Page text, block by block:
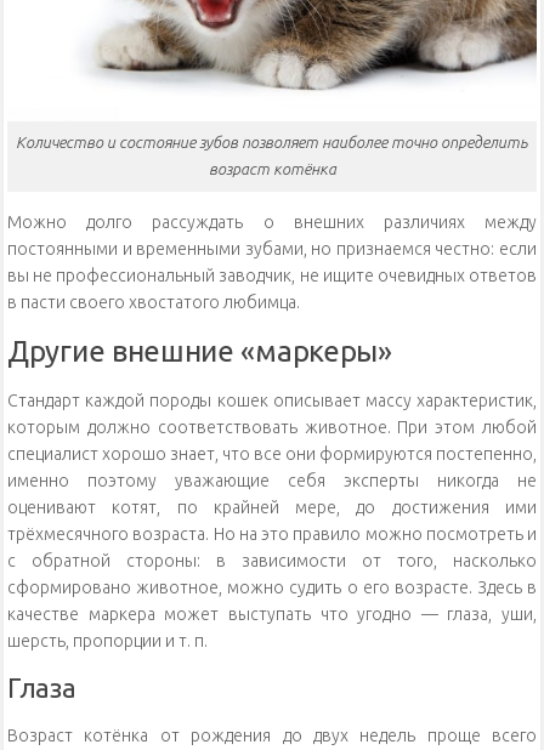
Количество и состояние зубов позволяет наиболее точно определить
возраст котёнка
Можно долго рассуждать о внешних различиях между
постоянными и временными зубами, но признаемся честно: если
вы не профессиональный заводчик, не ищите очевидных ответов
в пасти своего хвостатого любимца.
Другие внешние «маркеры»
Стандарт каждой породы кошек описывает массу характеристик,
которым должно соответствовать животное. При этом любой
специалист хорошо знает, что все они формируются постепенно,
именно поэтому уважающие себя эксперты никогда не
оценивают котят, по крайней мере, до достижения ими
трёхмесячного возраста. Но на это правило можно посмотреть и
с обратной стороны: в зависимости от того, насколько
сформировано животное, можно судить о его возрасте. Здесь в
качестве маркера может выступать что угодно — глаза, уши,
шерсть, пропорции и т. п.
Глаза
Возраст котёнка от рождения до двух недель проще всего